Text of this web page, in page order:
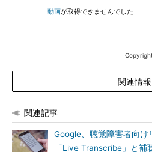
動画が取得できませんでした
関連情報
関連記事
Google、聴覚障害者向け
「Live Transcribe」と補